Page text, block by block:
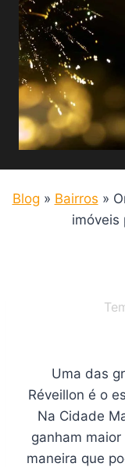
Blog » Bairros »
imóveis
Uma das
Réveillon é o
Na Cidade
ganham
maneira que